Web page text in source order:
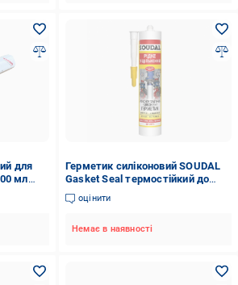
для
мл
Герметик силіконовий SOUDAL
Gasket Seal термостійкий до
285°С 280 мл 3 шт. Червоний
(000020000000060001)
оцінити
Немає в наявності